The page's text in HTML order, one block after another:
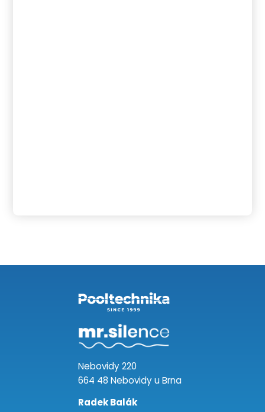
Nebovidy 220
664 48 Nebovidy u Brna
Radek Balák